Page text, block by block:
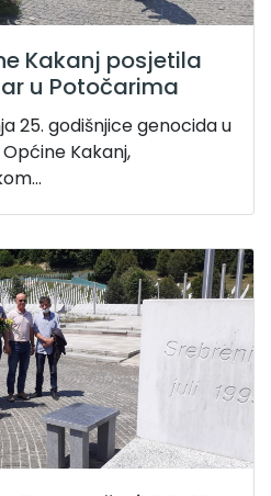
Kakanj posjetila
u Potočarima
25. godišnjice genocida u
Kakanj,